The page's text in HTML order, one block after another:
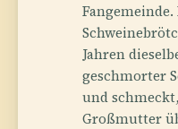
Fangemeinde.
Jahren
geschmorter
und
Großmutter